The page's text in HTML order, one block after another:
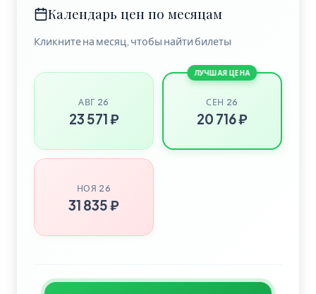
Календарь цен по месяцам
Кликните на месяц, чтобы найти билеты
АВГ 26
23 571 ₽
ЛУЧШАЯ ЦЕНА
СЕН 26
20 716 ₽
НОЯ 26
31 835 ₽